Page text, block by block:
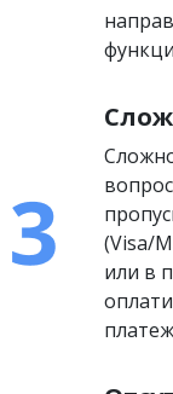
(Visa/
или в